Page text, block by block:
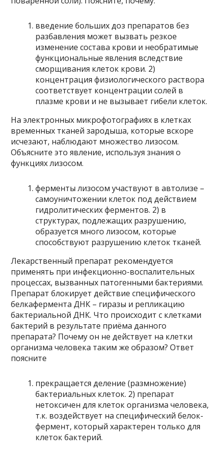
введение больших доз препаратов без
разбавления может вызвать резкое
изменение состава крови и необратимые
функциональные явления вследствие
сморщивания клеток крови. 2)
концентрация физиологического раствора
соответствует концентрации солей в
плазме крови и не вызывает гибели клеток.
На электронных микрофотографиях в клетках
временных тканей зародыша, которые вскоре
исчезают, наблюдают множество лизосом.
Объясните это явление, используя знания о
функциях лизосом.
ферменты лизосом участвуют в автолизе –
самоуничтожении клеток под действием
гидролитических ферментов. 2) в
структурах, подлежащих разрушению,
образуется много лизосом, которые
способствуют разрушению клеток тканей.
Лекарственный препарат рекомендуется
применять при инфекционно-воспалительных
процессах, вызванных патогенными бактериями.
Препарат блокирует действие специфического
белкафермента ДНК – гиразы и репликацию
бактериальной ДНК. Что происходит с клетками
бактерий в результате приёма данного
препарата? Почему он не действует на клетки
организма человека таким же образом? Ответ
поясните
прекращается деление (размножение)
бактериальных клеток. 2) препарат
нетоксичен для клеток организма человека,
т.к. воздействует на специфический белок-
фермент, который характерен только для
клеток бактерий.